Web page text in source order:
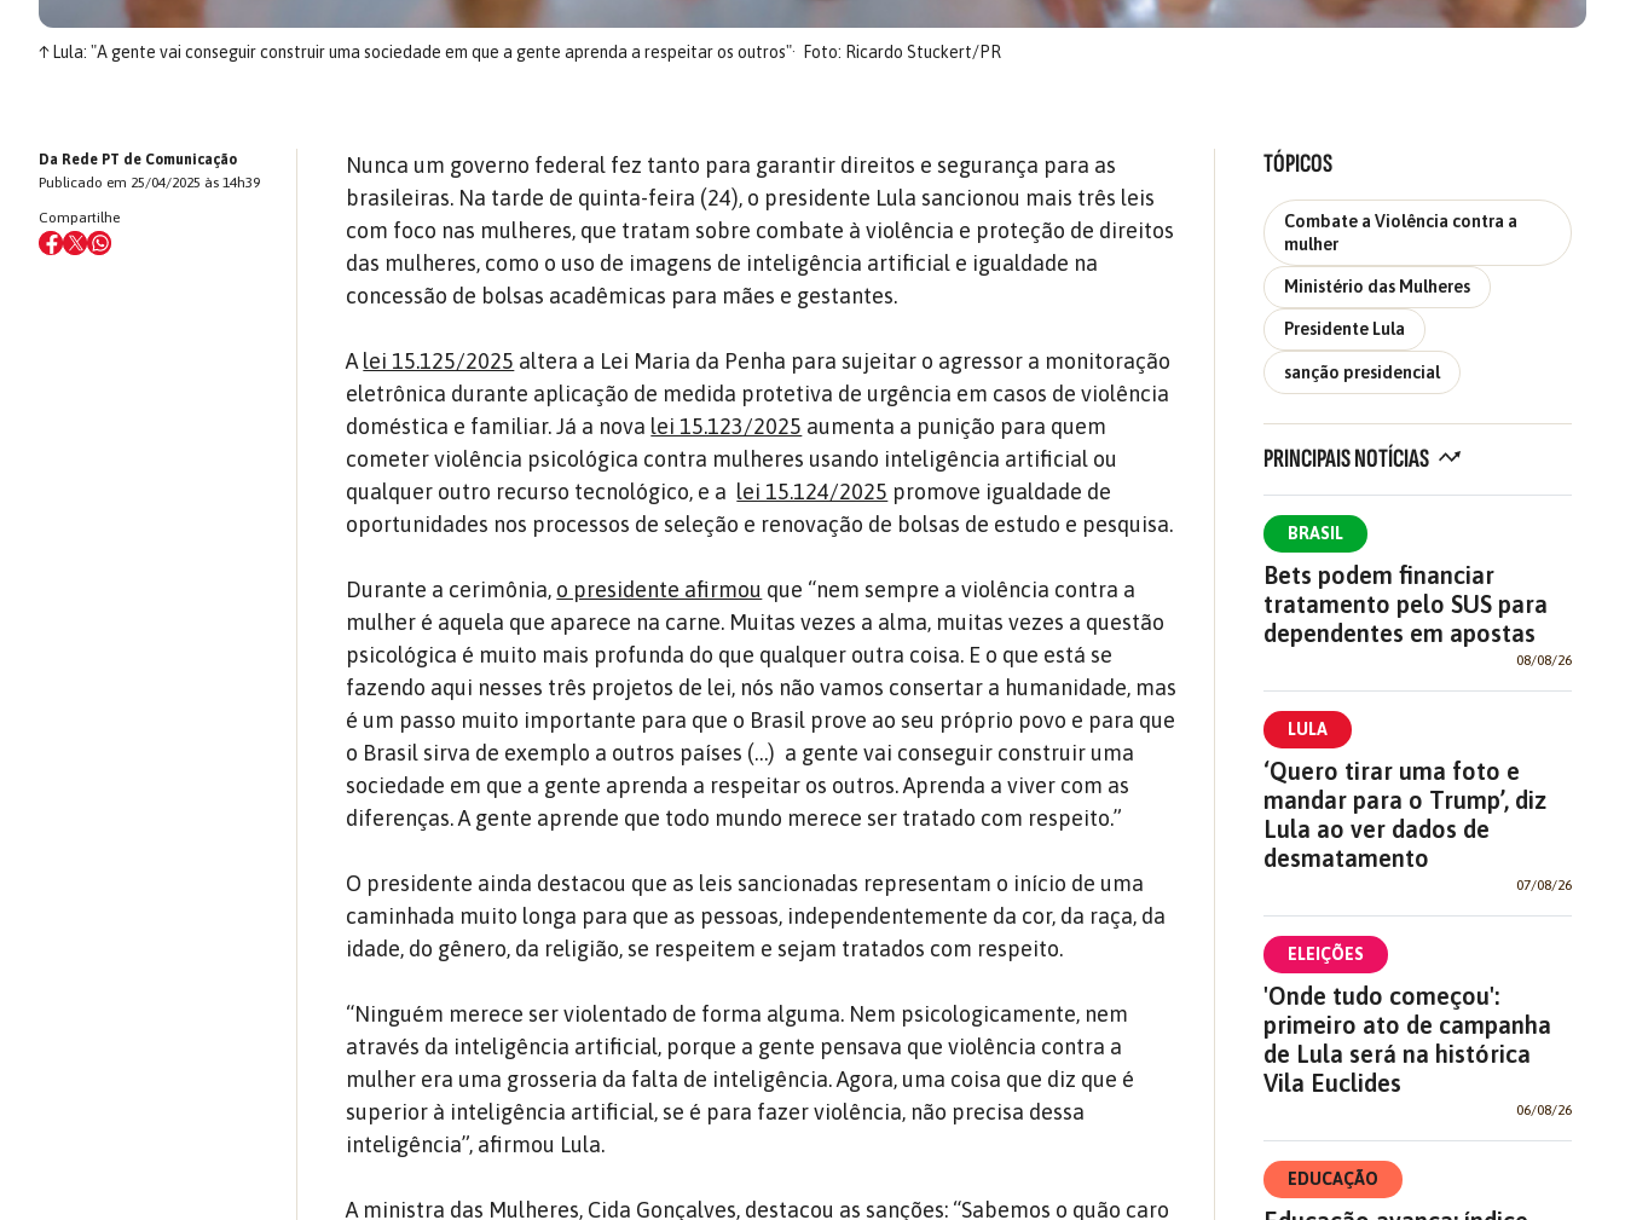
↑Lula: "A gente vai conseguir construir uma sociedade em que a gente aprenda a respeitar os outros" Foto: Ricardo Stuckert/PR
Da Rede PT de Comunicação
Publicado em 25/04/2025 às 14h39
Compartilhe
Nunca um governo federal fez tanto para garantir direitos e segurança para as
brasileiras. Na tarde de quinta-feira (24), o presidente Lula sancionou mais três leis
com foco nas mulheres, que tratam sobre combate à violência e proteção de direitos
das mulheres, como o uso de imagens de inteligência artificial e igualdade na
concessão de bolsas acadêmicas para mães e gestantes.
Alei 15.125/2025 altera a Lei Maria da Penha para sujeitar o agressor a monitoração
eletrônica durante aplicação de medida protetiva de urgência em casos de violência
doméstica e familiar. Já a nova lei 15.123/2025 aumenta a punição para quem
cometer violência psicológica contra mulheres usando inteligência artificial ou
qualquer outro recurso tecnológico, e a lei 15.124/2025 promove igualdade de
oportunidades nos processos de seleção e renovação de bolsas de estudo e pesquisa.
Durante a cerimônia, o presidente afirmou que “nem sempre a violência contra a
mulher é aquela que aparece na carne. Muitas vezes a alma, muitas vezes a questão
psicológica é muito mais profunda do que qualquer outra coisa. E o que está se
fazendo aqui nesses três projetos de lei, nós não vamos consertar a humanidade, mas
é um passo muito importante para que o Brasil prove ao seu próprio povo e para que
o Brasil sirva de exemplo a outros países (…) a gente vai conseguir construir uma
sociedade em que a gente aprenda a respeitar os outros. Aprenda a viver com as
diferenças. A gente aprende que todo mundo merece ser tratado com respeito.”
O presidente ainda destacou que as leis sancionadas representam o início de uma
caminhada muito longa para que as pessoas, independentemente da cor, da raça, da
idade, do gênero, da religião, se respeitem e sejam tratados com respeito.
“Ninguém merece ser violentado de forma alguma. Nem psicologicamente, nem
através da inteligência artificial, porque a gente pensava que violência contra a
mulher era uma grosseria da falta de inteligência. Agora, uma coisa que diz que é
superior à inteligência artificial, se é para fazer violência, não precisa dessa
inteligência”, afirmou Lula.
A ministra das Mulheres, Cida Gonçalves, destacou as sanções: “Sabemos o quão caro
TÓPICOS
Combate a Violência contra a
mulher
Ministério das Mulheres
Presidente Lula
sanção presidencial
PRINCIPAIS NOTÍCIAS
BRASIL
Bets podem financiar
tratamento pelo SUS para
dependentes em apostas
08/08/26
LULA
‘Quero tirar uma foto e
mandar para o Trump’, diz
Lula ao ver dados de
desmatamento
07/08/26
ELEIÇÕES
'Onde tudo começou':
primeiro ato de campanha
de Lula será na histórica
Vila Euclides
06/08/26
EDUCAÇÃO